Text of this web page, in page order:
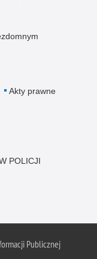
Akty prawne
POLICJI
Publicznej